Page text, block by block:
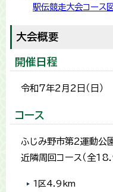
駅伝競走大会コース図
大会概要
開催日程
令和7年2月2日（日）
コース
ふじみ野市第2運動公
近隣周回コース（全
1区4.9km